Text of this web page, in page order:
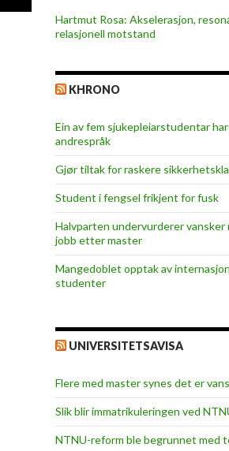
Hartmut Rosa: Akselerasjon,
relasjonell motstand
KHRONO
Ein av fem sjukepleiar­studentar
andrespråk
Gjør tiltak for raskere
Student i fengsel frikjent for fusk
Halvparten undervurderer vansker
jobb etter master
Mangedoblet opptak av
studenter
UNIVERSITETSAVISA
Flere med master synes det er
Slik blir immatrikuleringen ved
NTNU-reform ble begrunnet med